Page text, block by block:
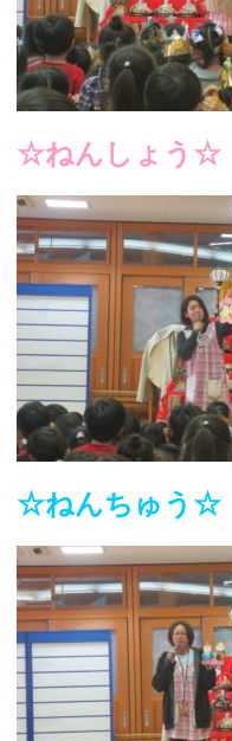
☆ねんしょう☆
☆ねんちゅう☆